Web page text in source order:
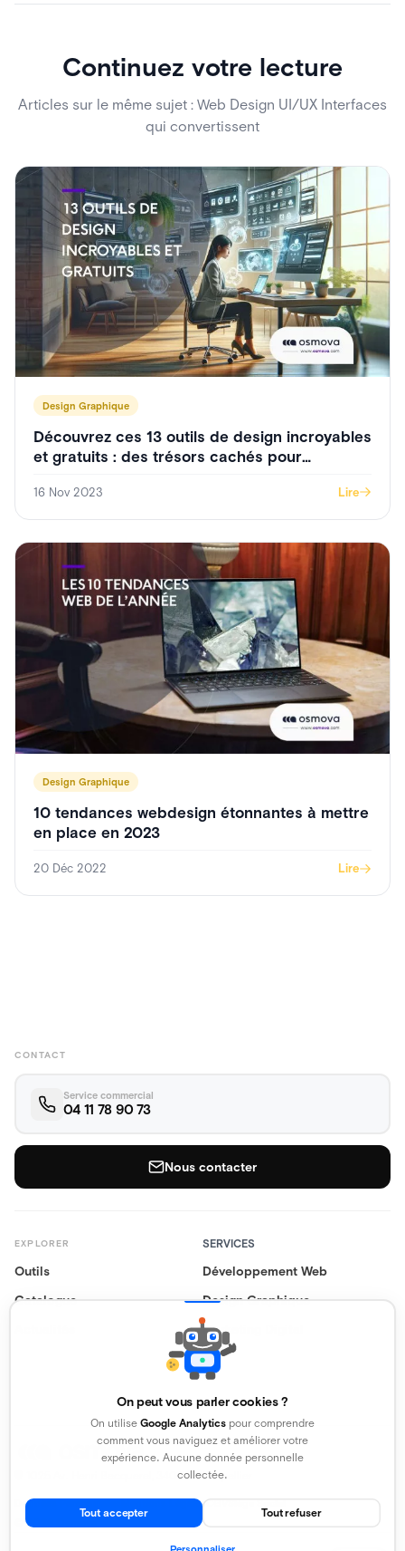
Continuez votre lecture
Articles sur le même sujet : Web Design UI/UX Interfaces
qui convertissent
Design Graphique
Découvrez ces 13 outils de design incroyables
et gratuits : des trésors cachés pour
16 Nov 2023 Lire
Design Graphique
10 tendances webdesign étonnantes à mettre
en place en 2023
20 Déc 2022 Lire
EXPLORER
Outils
Catalogue
SERVICES
Développement Web
Design Graphique
Marketing Digital
CONTACT
Service commercial
04 11 78 90 73
Nous contacter
1025 Av. Henri Becquerel, 34000 Montpellier
Données Personnelles Mentions Légales
© 2026 Osmova
On peut vous parler cookies ?
On utilise Google Analytics pour comprendre
comment vous naviguez et améliorer votre
expérience. Aucune donnée personnelle
collectée.
Tout accepter Tout refuser
Personnaliser